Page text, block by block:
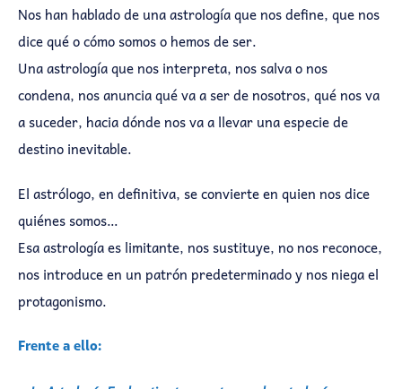
Nos han hablado de una astrología que nos define, que nos
dice qué o cómo somos o hemos de ser.
Una astrología que nos interpreta, nos salva o nos
condena, nos anuncia qué va a ser de nosotros, qué nos va
a suceder, hacia dónde nos va a llevar una especie de
destino inevitable.
El astrólogo, en definitiva, se convierte en quien nos dice
quiénes somos…
Esa astrología es limitante, nos sustituye, no nos reconoce,
nos introduce en un patrón predeterminado y nos niega el
protagonismo.
Frente a ello: